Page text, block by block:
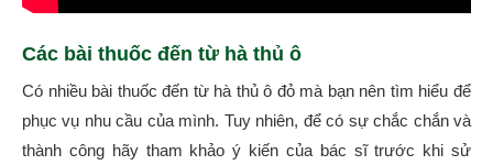
Các bài thuốc đến từ hà thủ ô
Có nhiều bài thuốc đến từ hà thủ ô đỏ mà bạn nên tìm hiểu để
phục vụ nhu cầu của mình. Tuy nhiên, để có sự chắc chắn và
thành công hãy tham khảo ý kiến của bác sĩ trước khi sử